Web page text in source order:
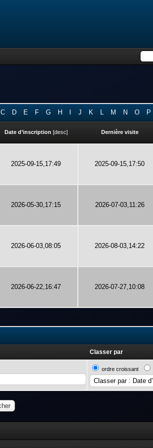
C D E F G H J K L M N O P
Date d’inscription [desc] Dernière visite
2025-09-15,17:49 2025-09-15,17:50
2026-05-30,17:15 2026-07-03,11:26
2026-06-03,08:05 2026-08-03,14:22
2026-06-22,16:47 2026-07-27,10:08
Classer par
ordre croissant